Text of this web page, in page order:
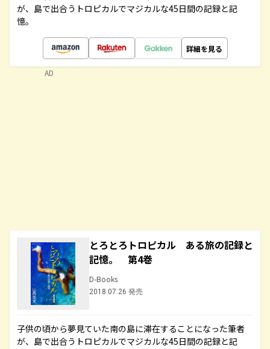
が、島で出合うトロピカルでマジカルな45日間の記録と記
憶。
詳細を見る
とろとろトロピカル ある旅の記録と
記憶。 第4巻
D-Books
2018.07.26 発売
子供の頃から夢見ていた南の島に滞在することになった筆者
が、島で出合うトロピカルでマジカルな45日間の記録と記
AD